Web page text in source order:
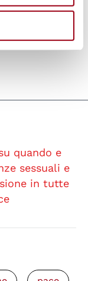
quando e
sessuali e
in tutte